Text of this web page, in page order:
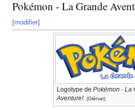
Pokémon - La Grande
[modifier]
Logotype de Pokémon - La
Aventure!. (Glénat)